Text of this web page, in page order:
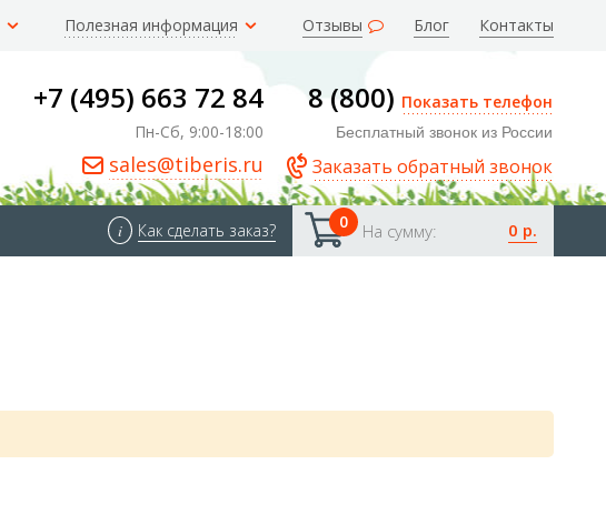
Полезная информация Отзывы Блог Контакты
+7 (495) 663 72 84
Пн-Сб, 9:00-18:00
sales@tiberis.ru
8 (800) Показать телефон
Бесплатный звонок из России
Заказать обратный звонок
0 На сумму: 0 р.
i Как сделать заказ?